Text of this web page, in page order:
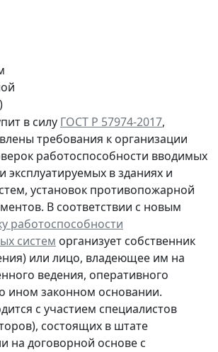
в силу ГОСТ Р 57974-2017,
требования к организации
работоспособности вводимых
эксплуатируемых в зданиях и
установок противопожарной
В соответствии с новым
работоспособности
систем организует собственник
или лицо, владеющее им на
ведения, оперативного
ином законном основании.
с участием специалистов
состоящих в штате
на договорной основе с